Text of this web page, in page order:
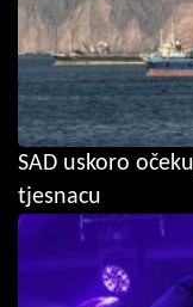
SAD uskoro
tjesnacu